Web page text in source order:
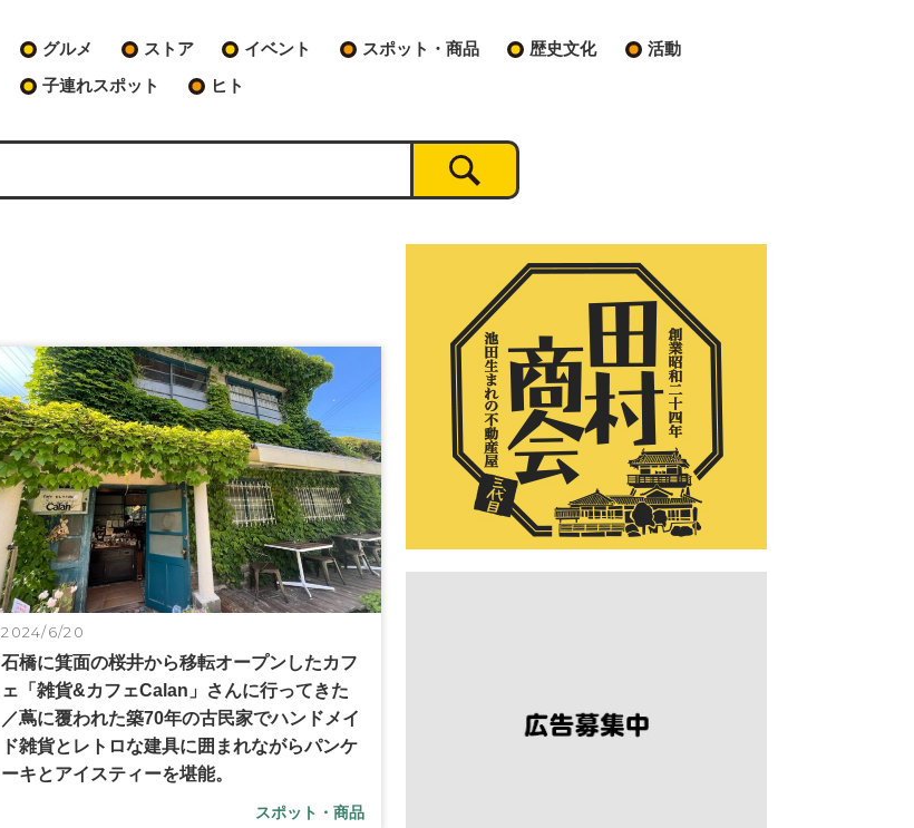
グルメ ストア イベント スポット・商品 歴史文化
活動
子連れスポット
ヒト
2024/6/20
石橋に箕面の桜井から移転オープンしたカフ
ェ「雑貨&カフェCalan」さんに行ってきた
／蔦に覆われた築70年の古民家でハンドメイ
ド雑貨とレトロな建具に囲まれながらパンケ
ーキとアイスティーを堪能。
スポット・商品